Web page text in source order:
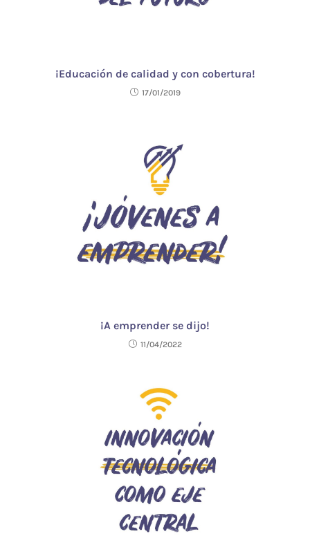
¡Educación de calidad y con cobertura!
17/01/2019
¡A emprender se dijo!
11/04/2022